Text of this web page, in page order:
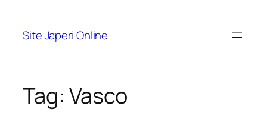
Site Japeri Online
Tag: Vasco